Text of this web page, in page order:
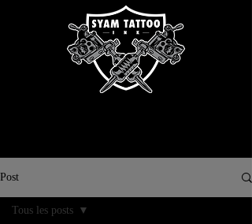
Post
Tous les posts